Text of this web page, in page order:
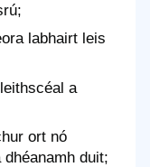
labhairt leis
a
ort nó
duit;